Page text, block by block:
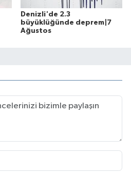
Denizli'de 2.3
büyüklüğünde deprem|7
Ağustos